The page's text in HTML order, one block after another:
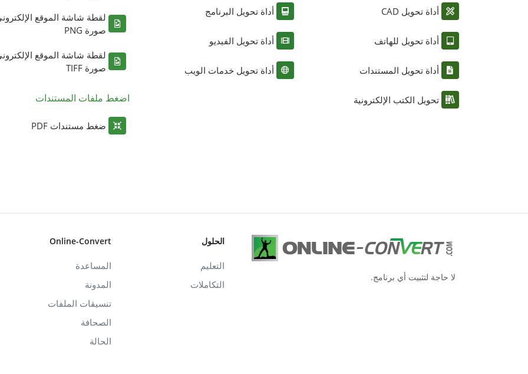
أداة تحويل CAD
أداة تحويل للهاتف
أداة تحويل المستندات
تحويل الكتب الإلكترونية
أداة تحويل البرنامج
أداة تحويل الفيديو
أداة تحويل خدمات الويب
لقطة شاشة الموقع
صورة PNG
لقطة شاشة الموقع
صورة TIFF
اضغط ملفات المستندات
ضغط مستندات PDF
لا حاجة لتثبيت أي برنامج.
الحلول
التعليم
التكاملات
Online-Convert
المساعدة
المدونة
تنسيقات الملفات
الصحافة
الحالة